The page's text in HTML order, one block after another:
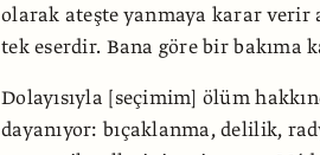
olarak ateşte yanmaya karar verir
tek eserdir. Bana göre bir bakıma
Dolayısıyla [seçimim] ölüm
dayanıyor: bıçaklanma, delilik,